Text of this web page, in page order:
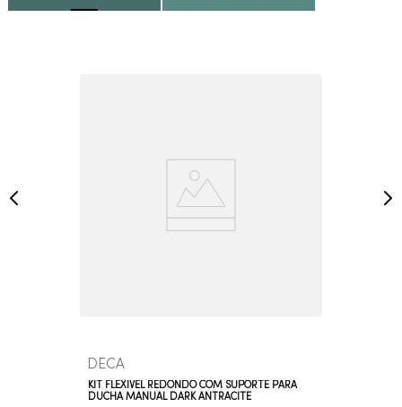
DECA
KIT FLEXÍVEL REDONDO COM SUPORTE PARA
DUCHA MANUAL DARK ANTRACITE